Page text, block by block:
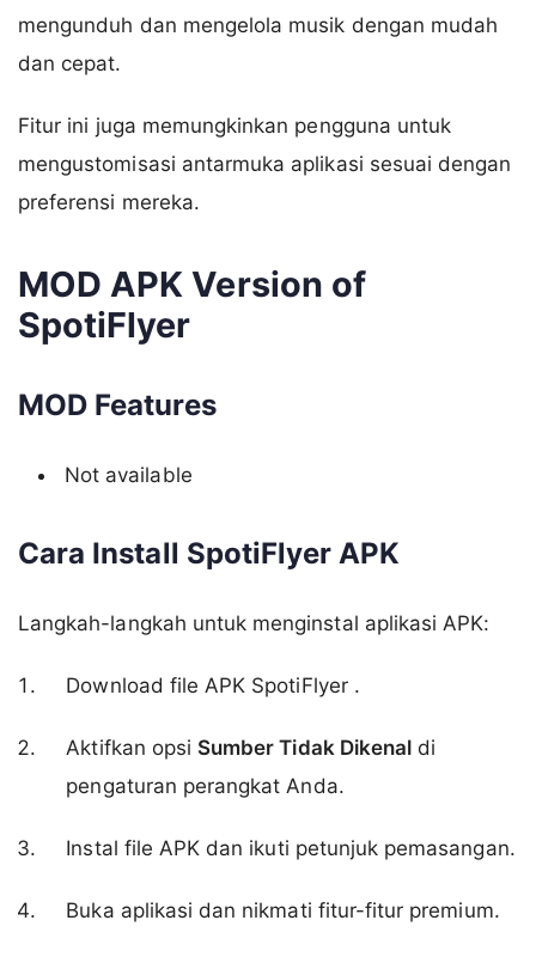
mengunduh dan mengelola musik dengan mudah
dan cepat.
Fitur ini juga memungkinkan pengguna untuk
mengustomisasi antarmuka aplikasi sesuai dengan
preferensi mereka.
MOD APK Version of
SpotiFlyer
MOD Features
Not available
Cara Install SpotiFlyer APK
Langkah-langkah untuk menginstal aplikasi APK:
Download file APK SpotiFlyer .
Aktifkan opsi Sumber Tidak Dikenal di
pengaturan perangkat Anda.
Instal file APK dan ikuti petunjuk pemasangan.
Buka aplikasi dan nikmati fitur-fitur premium.